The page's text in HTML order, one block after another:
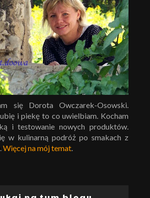
się Dorota Owczarek-Osowski.
i piekę to co uwielbiam. Kocham
i testowanie nowych produktów.
w kulinarną podróż po smakach z
Więcej na mój temat